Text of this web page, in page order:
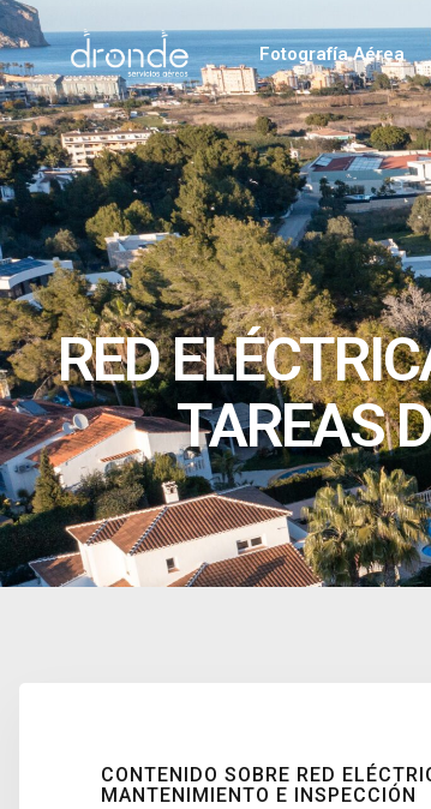
Fotografía Aérea
RED
TAREAS
CONTENIDO SOBRE RED
MANTENIMIENTO E INSPECCIÓN